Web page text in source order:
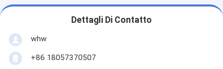
Dettagli Di Contatto
whw
+86 18057370507